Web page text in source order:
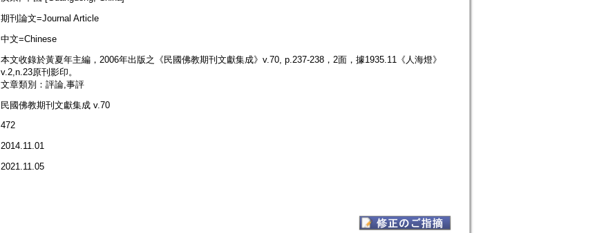
期刊論文=Journal Article
中文=Chinese
本文收錄於黃夏年主編，2006年出版之《民國佛教期刊文獻集成》v.70, p.237-238，2面，據1935.11《人海燈》
v.2,n.23原刊影印。
文章類別：評論,事評
民國佛教期刊文獻集成 v.70
472
2014.11.01
2021.11.05